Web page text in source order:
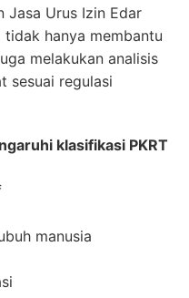
Jasa Urus Izin Edar
tidak hanya membantu
melakukan analisis
sesuai regulasi
klasifikasi PKRT
manusia